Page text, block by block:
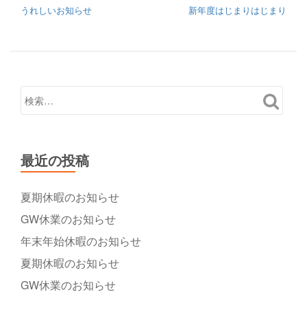
うれしいお知らせ 新年度はじまりはじまり
最近の投稿
夏期休暇のお知らせ
GW休業のお知らせ
年末年始休暇のお知らせ
夏期休暇のお知らせ
GW休業のお知らせ